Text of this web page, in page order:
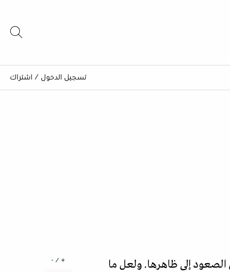
تسجيل الدخول / اشتراك
الصعود إلى ظاهرها. ولعل ما
+ / -